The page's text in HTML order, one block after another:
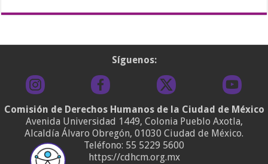
Síguenos:
Comisión de Derechos Humanos de la Ciudad de México
Avenida Universidad 1449, Colonia Pueblo Axotla,
Alcaldía Álvaro Obregón, 01030 Ciudad de México.
Teléfono: 55 5229 5600
https://cdhcm.org.mx